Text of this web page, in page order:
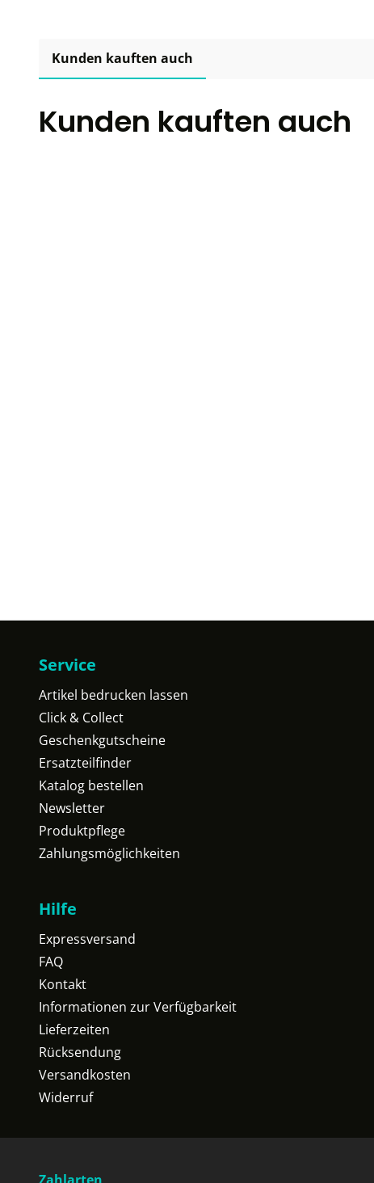
Kunden kauften auch
Kunden kauften auch
Service
Artikel bedrucken lassen
Click & Collect
Geschenkgutscheine
Ersatzteilfinder
Katalog bestellen
Newsletter
Produktpflege
Zahlungsmöglichkeiten
Hilfe
Expressversand
FAQ
Kontakt
Informationen zur Verfügbarkeit
Lieferzeiten
Rücksendung
Versandkosten
Widerruf